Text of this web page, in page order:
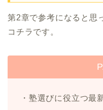
第2章で参考になると思
コチラです。
・塾選びに役立つ最